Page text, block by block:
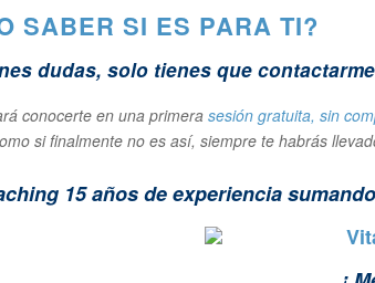
SABER SI ES PARA TI?
dudas, solo tienes que
conocerte en una primera sesión gratuita, sin
si finalmente no es así, siempre te habrás
15 años de experiencia